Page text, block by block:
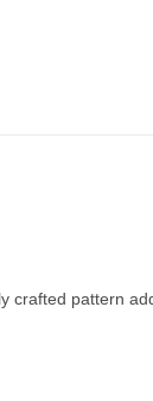
pattern